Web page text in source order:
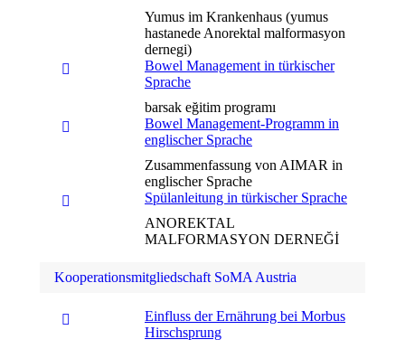
Yumus im Krankenhaus (yumus
hastanede Anorektal malformasyon
dernegi)
Bowel Management in türkischer
Sprache
barsak eğitim programı
Bowel Management-Programm in
englischer Sprache
Zusammenfassung von AIMAR in
englischer Sprache
Spülanleitung in türkischer Sprache
ANOREKTAL
MALFORMASYON DERNEĞİ
Kooperationsmitgliedschaft SoMA Austria
Einfluss der Ernährung bei Morbus
Hirschsprung